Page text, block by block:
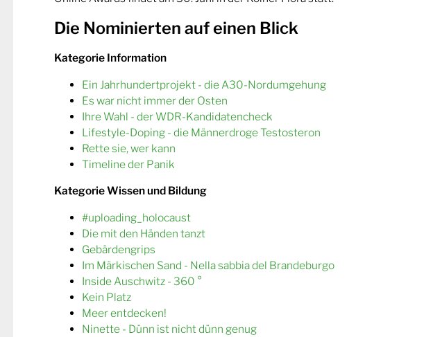
Die Nominierten auf einen Blick
Kategorie Information
Ein Jahrhundertprojekt - die A30-Nordumgehung
Es war nicht immer der Osten
Ihre Wahl - der WDR-Kandidatencheck
Lifestyle-Doping - die Männerdroge Testosteron
Rette sie, wer kann
Timeline der Panik
Kategorie Wissen und Bildung
#uploading_holocaust
Die mit den Händen tanzt
Gebärdengrips
Im Märkischen Sand - Nella sabbia del Brandeburgo
Inside Auschwitz - 360 °
Kein Platz
Meer entdecken!
Ninette - Dünn ist nicht dünn genug